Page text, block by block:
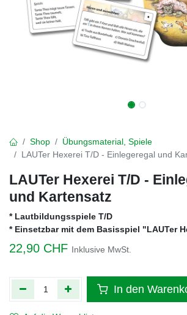
Shop
Übungsmaterial, Spiele
LAUTer Hexerei T/D - Einlegeregal und
LAUTer Hexerei T/D -
und Kartensatz
* Lautbildungsspiele T/D
* Einsetzbar mit dem Basisspiel "LAUTer
22,90 CHF Inklusive MwSt.
In den